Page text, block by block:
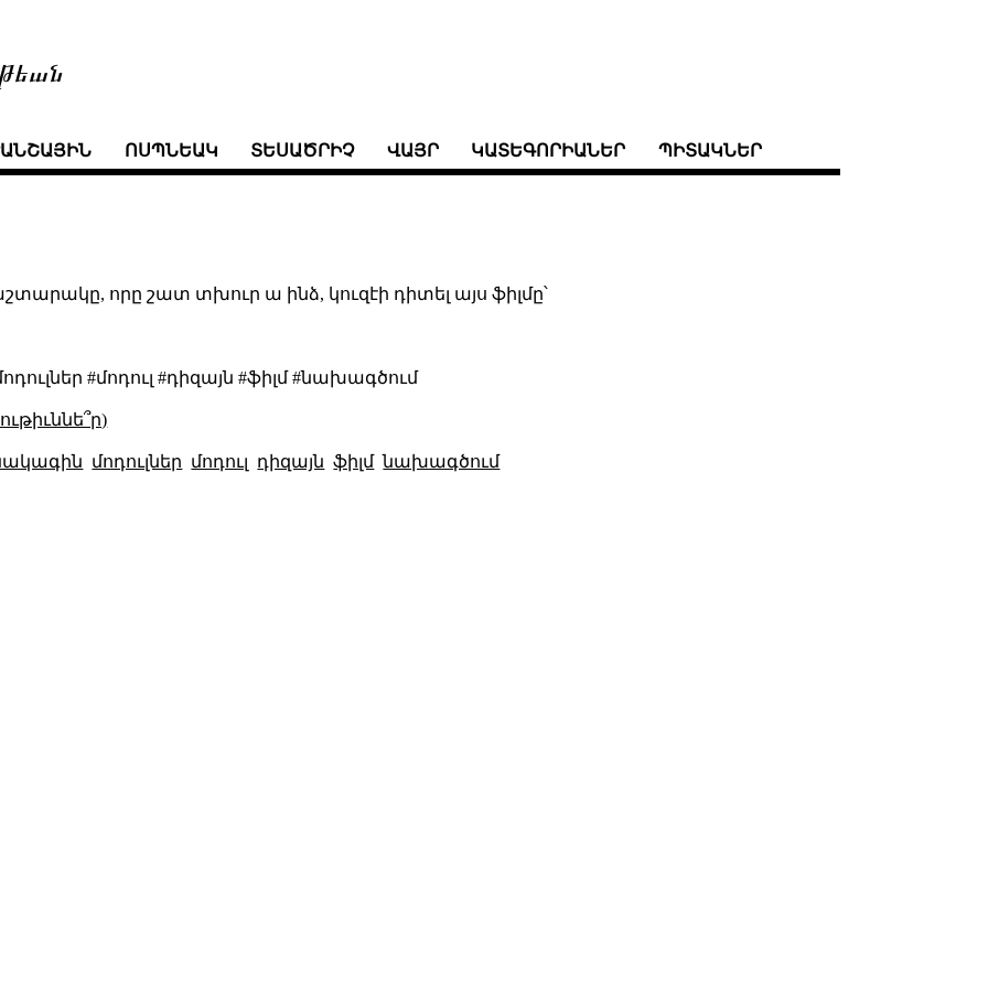
ՈՍՊՆԵԱԿ ՏԵՍԱԾՐԻՉ ՎԱՅՐ ԿԱՏԵԳՈՐԻԱՆԵՐ ՊԻՏԱԿՆԵՐ
որը շատ տխուր ա ինձ, կուզէի դիտել այս ֆիլմը՝
#մոդուլ #դիզայն #ֆիլմ #նախագծում
մոդուլներ մոդուլ դիզայն ֆիլմ նախագծում